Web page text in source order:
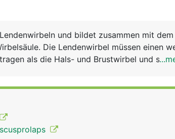
und bildet zusammen mit
Die Lendenwirbel müssen einen
als die Hals- und Brustwirbel und sind